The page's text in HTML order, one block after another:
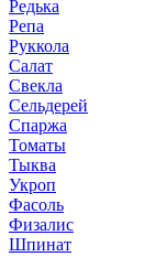
Редька
Репа
Руккола
Салат
Свекла
Сельдерей
Спаржа
Томаты
Тыква
Укроп
Фасоль
Физалис
Шпинат